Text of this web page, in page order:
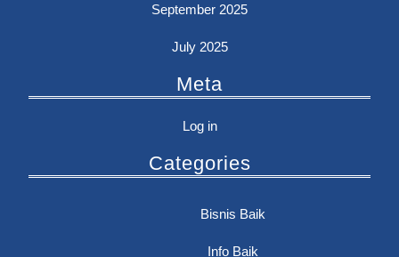
September 2025
July 2025
Meta
Log in
Categories
Bisnis Baik
Info Baik